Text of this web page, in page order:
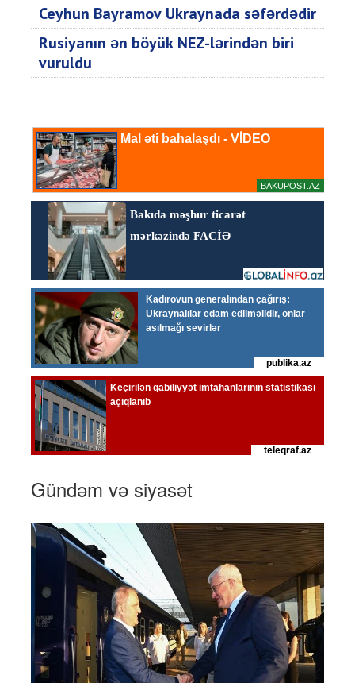
Ceyhun Bayramov Ukraynada səfərdədir
Rusiyanın ən böyük NEZ-lərindən biri
vuruldu
Gündəm və siyasət